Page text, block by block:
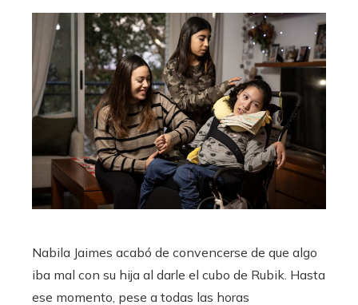
Nabila Jaimes acabó de convencerse de que algo
iba mal con su hija al darle el cubo de Rubik. Hasta
ese momento, pese a todas las horas